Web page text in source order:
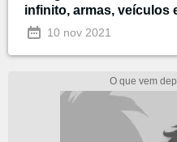
infinito, armas, veículos
10 nov 2021